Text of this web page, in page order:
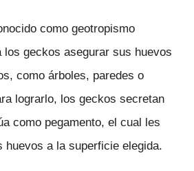
como geotropismo
los geckos asegurar sus huevos
como árboles, paredes o
lograrlo, los geckos secretan
como pegamento, el cual les
huevos a la superficie elegida.